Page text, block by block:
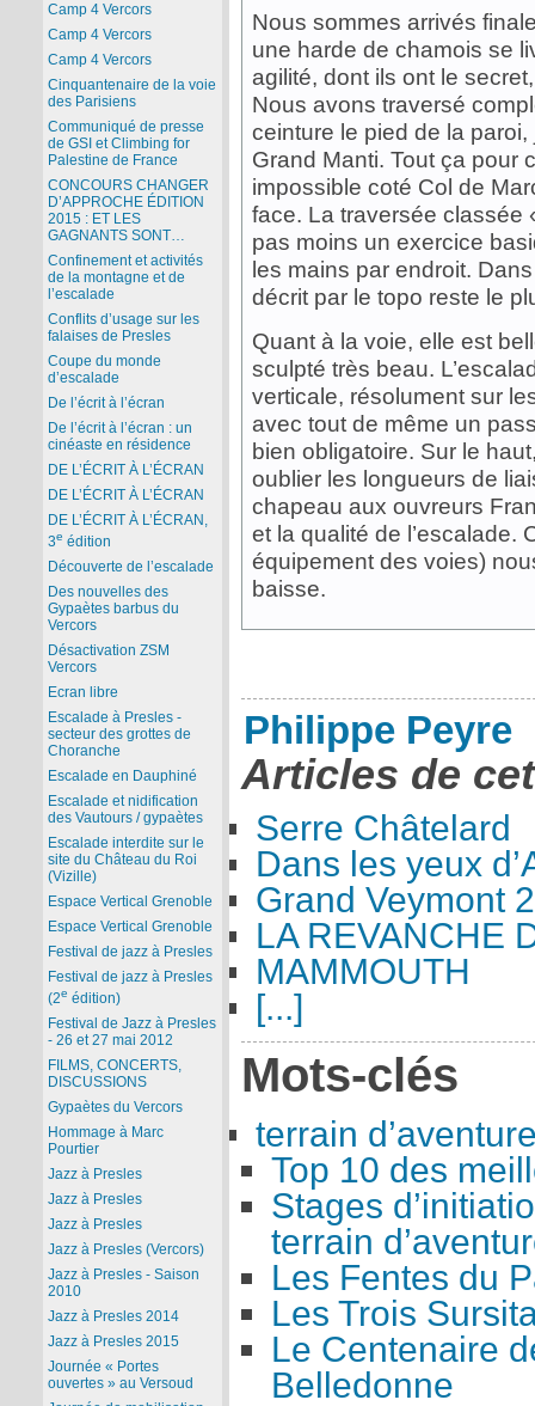
Nous sommes arrivés
une harde de chamois se
agilité, dont ils ont le
Nous avons traversé
ceinture le pied de la
Grand Manti. Tout ça pour
impossible coté Col de
face. La traversée classée
pas moins un exercice
les mains par endroit.
décrit par le topo reste le
Quant à la voie, elle est
sculpté très beau.
verticale, résolument sur
avec tout de même un
bien obligatoire. Sur le
oublier les longueurs de
chapeau aux ouvreurs
et la qualité de l’escalade.
équipement des voies)
baisse.
Philippe Peyre
Articles de
Serre Châtelard
Dans les yeux
Grand Veymont
LA REVANCHE
MAMMOUTH
[...]
Mots-clés
terrain
Top 10 des
Stages
terrain
Les Fentes du
Les Trois
Le Centenaire
Belledonne
Camp 4 Vercors
Camp 4 Vercors
Camp 4 Vercors
Cinquantenaire de la voie
des Parisiens
Communiqué de presse
de GSI et Climbing for
Palestine de France
CONCOURS CHANGER
D’APPROCHE ÉDITION
2015 : ET LES
GAGNANTS SONT…
Confinement et activités
de la montagne et de
l’escalade
Conflits d’usage sur les
falaises de Presles
Coupe du monde
d’escalade
De l’écrit à l’écran
De l’écrit à l’écran : un
cinéaste en résidence
DE L’ÉCRIT À L’ÉCRAN
DE L’ÉCRIT À L’ÉCRAN
DE L’ÉCRIT À L’ÉCRAN,
3e édition
Découverte de l’escalade
Des nouvelles des
Gypaètes barbus du
Vercors
Désactivation ZSM
Vercors
Ecran libre
Escalade à Presles -
secteur des grottes de
Choranche
Escalade en Dauphiné
Escalade et nidification
des Vautours / gypaètes
Escalade interdite sur le
site du Château du Roi
(Vizille)
Espace Vertical Grenoble
Espace Vertical Grenoble
Festival de jazz à Presles
Festival de jazz à Presles
(2e édition)
Festival de Jazz à Presles
- 26 et 27 mai 2012
FILMS, CONCERTS,
DISCUSSIONS
Gypaètes du Vercors
Hommage à Marc
Pourtier
Jazz à Presles
Jazz à Presles
Jazz à Presles
Jazz à Presles (Vercors)
Jazz à Presles - Saison
2010
Jazz à Presles 2014
Jazz à Presles 2015
Journée « Portes
ouvertes » au Versoud